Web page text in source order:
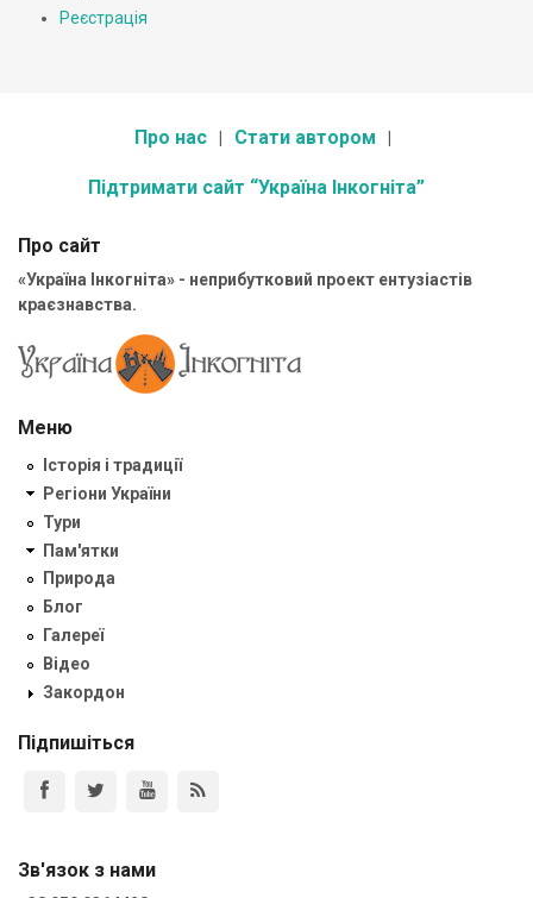
Реєстрація
Про нас Стати автором
Підтримати сайт “Україна Інкогніта”
Про сайт
«Україна Інкогніта» - неприбутковий проект ентузіастів
краєзнавства.
Меню
Історія і традиції
Регіони України
Тури
Пам'ятки
Природа
Блог
Галереї
Відео
Закордон
Підпишіться
Зв'язок з нами